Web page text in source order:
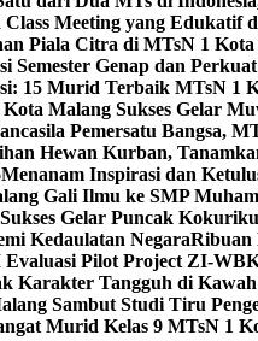
Meeting yang Edukatif
Piala Citra di MTsN 1
Semester Genap dan
15 Murid Terbaik MTsN 1
Malang Sukses Gelar
Pemersatu Bangsa,
Hewan Kurban,
Menanam Inspirasi dan
Gali Ilmu ke SMP
Gelar Puncak
Kedaulatan NegaraRibuan
Pilot Project ZI-
Karakter Tangguh di
Sambut Studi Tiru
Murid Kelas 9 MTsN 1